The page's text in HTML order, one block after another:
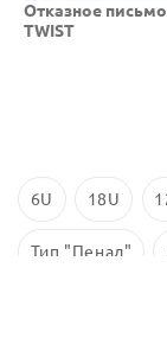
Отказное
TWIST
6U 18U
Тип "Пенал"